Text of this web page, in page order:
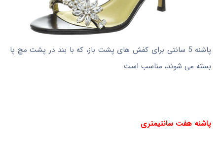
پاشنه 5 سانتی برای کفش های پشت باز، که با بند در پشت مچ پا
بسته می شوند، مناسب است
پاشنه هفت سانتیمتری